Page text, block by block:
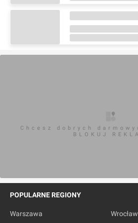
Chcesz dobrych
BLOKUJ
POPULARNE REGIONY
Warszawa Wrocław